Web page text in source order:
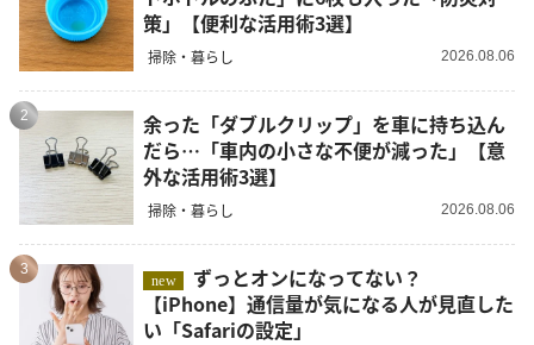
策」【便利な活用術3選】
掃除・暮らし 2026.08.06
2
余った「ダブルクリップ」を車に持ち込ん
だら…「車内の小さな不便が減った」【意
外な活用術3選】
掃除・暮らし 2026.08.06
3
new
【iPhone】通信量が気になる人が見直した
い「Safariの設定」